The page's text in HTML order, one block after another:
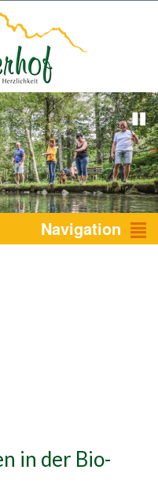
Navigation
in der Bio-